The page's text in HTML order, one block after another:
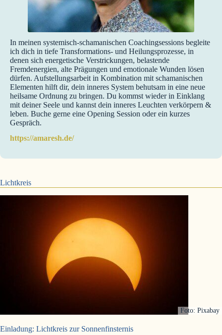
In meinen systemisch-schamanischen Coachingsessions begleite
ich dich in tiefe Transformations- und Heilungsprozesse, in
denen sich energetische Verstrickungen, belastende
Fremdenergien, alte Prägungen und emotionale Wunden lösen
dürfen. Aufstellungsarbeit in Kombination mit schamanischen
Elementen hilft dir, dein inneres System behutsam in eine neue
heilsame Ordnung zu bringen. Du kommst wieder in Einklang
mit deiner Seele und kannst dein inneres Leuchten verkörpern &
leben. Buche gerne eine Opening Session oder ein kurzes
Gespräch.
https://amaresh.de/
Lichtkreis
Foto: Pixabay
Einladung: Lichtkreis zur Sonnenfinsternis